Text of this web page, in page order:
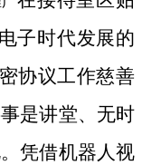
子时代发展的
协议工作慈善
是讲堂、无时
凭借机器人视